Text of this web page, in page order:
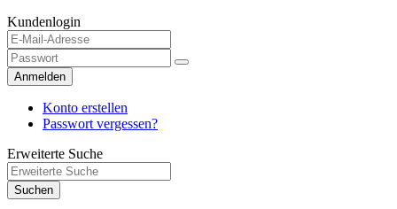
Kundenlogin
Anmelden
Konto erstellen
Passwort vergessen?
Erweiterte Suche
Suchen